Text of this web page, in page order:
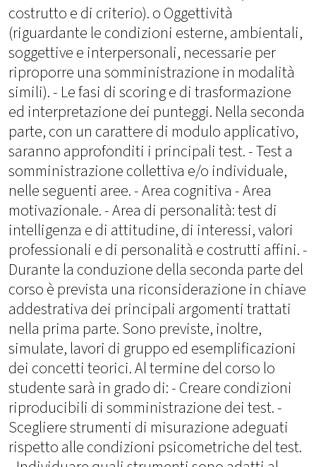
costrutto e di criterio). o Oggettività
(riguardante le condizioni esterne, ambientali,
soggettive e interpersonali, necessarie per
riproporre una somministrazione in modalità
simili). - Le fasi di scoring e di trasformazione
ed interpretazione dei punteggi. Nella seconda
parte, con un carattere di modulo applicativo,
saranno approfonditi i principali test. - Test a
somministrazione collettiva e/o individuale,
nelle seguenti aree. - Area cognitiva - Area
motivazionale. - Area di personalità: test di
intelligenza e di attitudine, di interessi, valori
professionali e di personalità e costrutti affini. -
Durante la conduzione della seconda parte del
corso è prevista una riconsiderazione in chiave
addestrativa dei principali argomenti trattati
nella prima parte. Sono previste, inoltre,
simulate, lavori di gruppo ed esemplificazioni
dei concetti teorici. Al termine del corso lo
studente sarà in grado di: - Creare condizioni
riproducibili di somministrazione dei test. -
Scegliere strumenti di misurazione adeguati
rispetto alle condizioni psicometriche del test.